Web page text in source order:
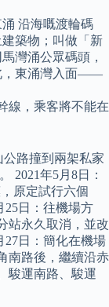
沿海嘅渡輪碼
築物；叫做「新
灣涌公眾碼頭，
，東涌灣入面——
線，乘客將不能在
公路撞到兩架私家
2021年5月8日：
原定試行六個
25日：往機場方
站永久取消，並改
27日：簡化在機場
南路後，繼續沿赤
駿運南路、駿運